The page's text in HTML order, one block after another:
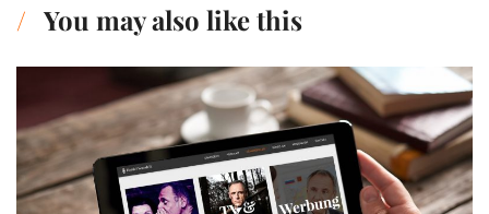
You may also like this